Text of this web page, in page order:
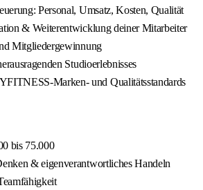
Personal, Umsatz, Kosten, Qualität
& Weiterentwicklung deiner Mitarbeiter
Mitgliedergewinnung
Studioerlebnisses
Marken- und Qualitätsstandards
bis 75.000
& eigenverantwortliches Handeln